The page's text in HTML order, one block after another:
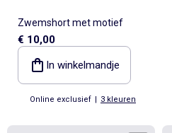
Zwemshort met motief
€ 10,00
In winkelmandje
Online exclusief | 3 kleuren